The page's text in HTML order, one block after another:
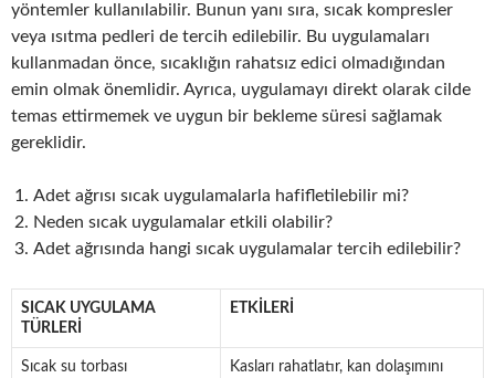
yöntemler kullanılabilir. Bunun yanı sıra, sıcak kompresler
veya ısıtma pedleri de tercih edilebilir. Bu uygulamaları
kullanmadan önce, sıcaklığın rahatsız edici olmadığından
emin olmak önemlidir. Ayrıca, uygulamayı direkt olarak cilde
temas ettirmemek ve uygun bir bekleme süresi sağlamak
gereklidir.
Adet ağrısı sıcak uygulamalarla hafifletilebilir mi?
Neden sıcak uygulamalar etkili olabilir?
Adet ağrısında hangi sıcak uygulamalar tercih edilebilir?
SICAK UYGULAMA
TÜRLERI
ETKILERI
Sıcak su torbası
Kasları rahatlatır, kan dolaşımını